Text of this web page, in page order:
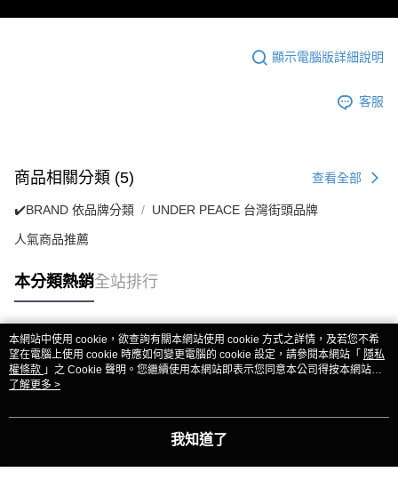
顯示電腦版詳細說明
客服
商品相關分類 (5) 查看全部
✔️BRAND 依品牌分類 UNDER PEACE 台灣街頭品牌
人氣商品推薦
本分類熱銷全站排行
熱門標籤
本網站中使用 cookie，欲查詢有關本網站使用 cookie 方式之詳情，及若您不希
望在電腦上使用 cookie 時應如何變更電腦的 cookie 設定，請參閱本網站「 隱私
權條款 」之 Cookie 聲明。您繼續使用本網站即表示您同意本公司得按本網站使
用條款之 Cookie 聲明使用 cookie。
了解更多 >
我知道了